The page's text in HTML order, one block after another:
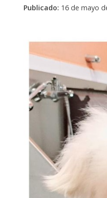
Publicado: 16 de mayo